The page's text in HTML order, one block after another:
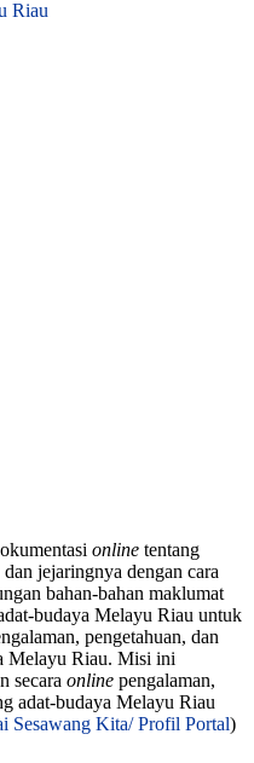
online tentang
jejaringnya dengan cara
bahan-bahan maklumat
budaya Melayu Riau untuk
pengetahuan, dan
Melayu Riau. Misi ini
secara online pengalaman,
adat-budaya Melayu Riau
Sesawang Kita/ Profil Portal)